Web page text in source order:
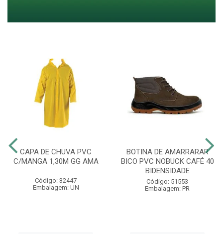
CAPA DE CHUVA PVC
C/MANGA 1,30M GG AMA
Código: 32447
Embalagem: UN
BOTINA DE AMARRARAR
BICO PVC NOBUCK CAFÉ 40
BIDENSIDADE
Código: 51553
Embalagem: PR